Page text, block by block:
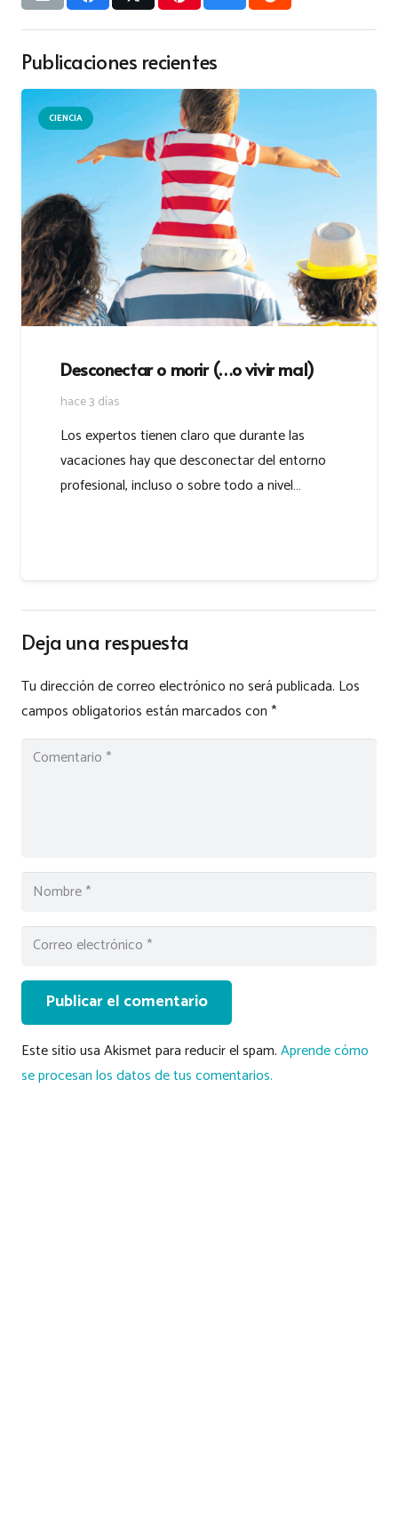
Publicaciones recientes
CIENCIA
Desconectar o morir (…o vivir mal)
hace 3 días
Los expertos tienen claro que durante las
vacaciones hay que desconectar del entorno
profesional, incluso o sobre todo a nivel…
Deja una respuesta
Tu dirección de correo electrónico no será publicada. Los
campos obligatorios están marcados con*
Publicar el comentario
Este sitio usa Akismet para reducir el spam.Aprende cómo
se procesan los datos de tus comentarios.